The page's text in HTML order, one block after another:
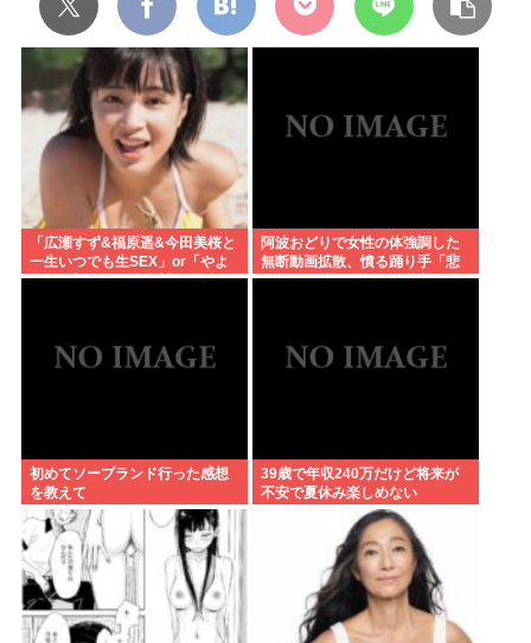
「広瀬すず&福原遥&今田美桜と
一生いつでも生SEX」or「やよ
い軒&大戸屋 一生無料」www
阿波おどりで女性の体強調した
無断動画拡散、憤る踊り手「悲
しいし気持ち悪い」…悪質なケ
初めてソープランド行った感想
を教えて
39歳で年収240万だけど将来が
不安で夏休み楽しめない